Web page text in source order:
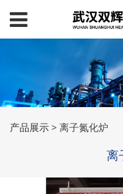
离子氮化炉
产品展示>离子氮化炉
离